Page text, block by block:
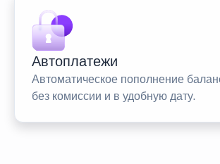
Автоплатежи
Автоматическое пополнение
без комиссии и в удобную дату.